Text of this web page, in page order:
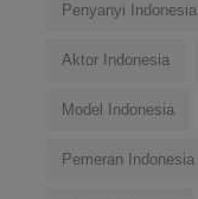
Penyanyi Indonesia
Aktor Indonesia
Model Indonesia
Pemeran Indonesia